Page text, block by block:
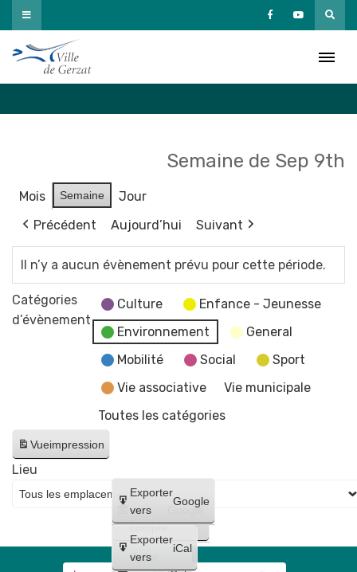
Passer
au
contenu
Semaine de Sep 9th
Mois Semaine
Jour
Précédent
Aujourd’hui Suivant
Il n’y a aucun évènement prévu pour cette période.
Catégories
d’évènement
Culture
Enfance - Jeunesse
Environnement
General
Mobilité
Social
Sport
Vie associative
Vie municipale
Toutes les catégories
Vueimpression
Créer
un
compte
Google
Créer
Exporter
vers
Google
Exporter
vers
iCal
Lieu